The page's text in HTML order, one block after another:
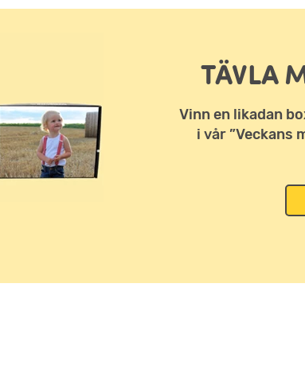
TÄVLA
Vinn en likadan
i vår ”Veckans